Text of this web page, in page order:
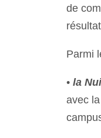
de
Parmi
•la
avec